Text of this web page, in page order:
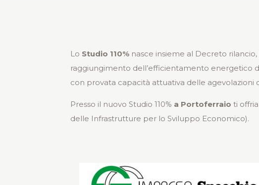
Lo Studio 110% nasce insieme al Decreto
raggiungimento dell’efficientamento energetico
con provata capacità attuativa delle agevolazioni
Presso il nuovo Studio 110% a Portoferraio ti
delle Infrastrutture per lo Sviluppo Economico).